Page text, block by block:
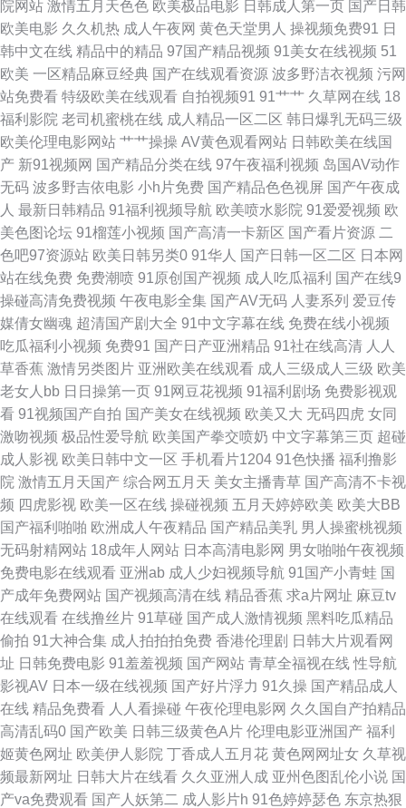
国产拍拍拍精品视频 日韩欧美在线视频免费 97色精品视频在 六月婷婷缴清
综合在线 亚洲精品区m 国产精品黄频在线观看 日韩一区二区中文 97色伦图
可以提高女性荷尔蒙分泌的食物 亚洲国产一区二区在线 国产精品制服丝袜
日韩伦理在线观看 日韩精品一二三区 a黄瓜v片 蜜桃午夜剧场 亚洲欧美18岁
网站 国产香蕉伊蕉伊中 尤物导航 日本www视 大全高清版 丝袜美腿女邻居人
国产女主播在 性爱视频在线观看免 黑人性爱A片 友嗨影院 老司机福利av在
线 97碰人人操 日韩图区 欧美日韩国 国产片91 亚洲欧美另类图区 激情在线
观看 伊人成人在线αV 蜜桃AV网址大全 91破解网官网 茄子在线观看视 都市
激情亚洲综合 我最快影院 97香蕉免费 亚洲一级大胆免费视频 可以触碰你的
樱花深处吗 91巨炮视频在线 日韩免费ag 国产国产人免费视频成 亚洲一区二
久热精品视频在线观看 97电影在线免 日韩和的一区二在线 国产第113页 污
网站在线观看视频 国精品无码人妻一区二区三区 79超碰人人看人人摸 青青
草国产 国产精品国产精品国产专区不卡 野外亲子乱子伦视频丶 欧美亚洲日
韩另 国产97在线欧洲 亚洲黄色网址 欧美日韩国产一区二 福利超碰 亚洲欧洲
卡通动漫另 欧美韩电影自拍 成人Av午夜影视 亚洲精品国产综合 欧美刺激久
久国产 国产大神背着在线播放 亚洲一区二区三区色 日韩成人论坛 国产中文
字幕第一页 最新好看的影视大全 三级中文字幕 国产真实露脸乱子伦 最新仑
乱免费视频 三级在线电影 禁精品99黄在线 97夜夜澡人人 日韩影院一级在线
院网站 激情五月天色色 欧美极品电影 日韩成人第一页 国产日韩
欧美电影 久久机热 成人午夜网 黄色天堂男人 操视频免费91 日
韩中文在线 精品中的精品 97国产精品视频 91美女在线视频 51
欧美 一区精品麻豆经典 国产在线观看资源 波多野洁衣视频 污网
站免费看 特级欧美在线观看 自拍视频91 91艹艹 久草网在线 18
福利影院 老司机蜜桃在线 成人精品一区二区 韩日爆乳无码三级
欧美伦理电影网站 艹艹操操 AV黄色观看网站 日韩欧美在线国
产 新91视频网 国产精品分类在线 97午夜福利视频 岛国AV动作
无码 波多野吉依电影 小h片免费 国产精品色色视屏 国产午夜成
人 最新日韩精品 91福利视频导航 欧美喷水影院 91爱爱视频 欧
美色图论坛 91榴莲小视频 国产高清一卡新区 国产看片资源 二
色吧97资源站 欧美日韩另类0 91华人 国产日韩一区二区 日本网
站在线免费 免费潮喷 91原创国产视频 成人吃瓜福利 国产在线9
操碰高清免费视频 午夜电影全集 国产AV无码 人妻系列 爱豆传
媒倩女幽魂 超清国产剧大全 91中文字幕在线 免费在线小视频
吃瓜福利小视频 免费91 国产日产亚洲精品 91社在线高清 人人
草香蕉 激情另类图片 亚洲欧美在线观看 成人三级成人三级 欧美
老女人bb 日日操第一页 91网豆花视频 91福利剧场 免费影视观
看 91视频国产自拍 国产美女在线视频 欧美又大 无码四虎 女同
激吻视频 极品性爱导航 欧美国产拳交喷奶 中文字幕第三页 超碰
成人影视 欧美日韩中文一区 手机看片1204 91色快播 福利撸影
院 激情五月天国产 综合网五月天 美女主播青草 国产高清不卡视
频 四虎影视 欧美一区在线 操碰视频 五月天婷婷欧美 欧美大BB
国产福利啪啪 欧洲成人午夜精品 国产精品美乳 男人操蜜桃视频
无码射精网站 18成年人网站 日本高清电影网 男女啪啪午夜视频
免费电影在线观看 亚洲ab 成人少妇视频导航 91国产小青蛙 国
产成年免费网站 国产视频高清在线 精品香蕉 求a片网址 麻豆tv
在线观看 在线撸丝片 91草碰 国产成人激情视频 黑料吃瓜精品
偷拍 91大神合集 成人拍拍拍免费 香港伦理剧 日韩大片观看网
址 日韩免费电影 91羞羞视频 国产网站 青草全福视在线 性导航
影视AV 日本一级在线视频 国产好片浮力 91久操 国产精品成人
在线 精品免费看 人人看操碰 午夜伦理电影网 久久国自产拍精品
高清乱码0 国产欧美 日韩三级黄色A片 伦理电影亚洲国产 福利
姬黄色网址 欧美伊人影院 丁香成人五月花 黄色网网址女 久草视
频最新网址 日韩大片在线看 久久亚洲人成 亚州色图乱伦小说 国
产va免费观看 国产人妖第二 成人影片h 91色婷婷瑟色 东京热狠